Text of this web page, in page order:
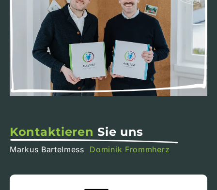
Kontaktieren Sie uns
Markus Bartelmess Dominik Frommherz